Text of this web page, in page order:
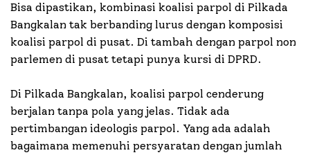
Bisa dipastikan, kombinasi koalisi parpol di Pilkada
Bangkalan tak berbanding lurus dengan komposisi
koalisi parpol di pusat. Di tambah dengan parpol non
parlemen di pusat tetapi punya kursi di DPRD.
Di Pilkada Bangkalan, koalisi parpol cenderung
berjalan tanpa pola yang jelas. Tidak ada
pertimbangan ideologis parpol. Yang ada adalah
bagaimana memenuhi persyaratan dengan jumlah